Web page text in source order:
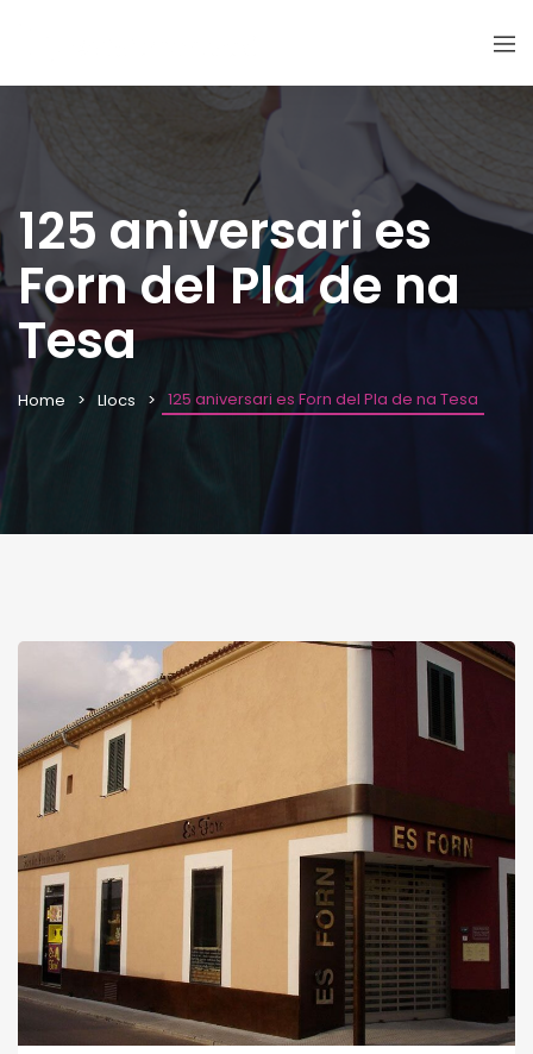
125 aniversari es
Forn del Pla de na
Tesa
Home Llocs 125 aniversari es Forn del Pla de na Tesa